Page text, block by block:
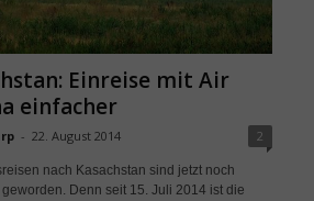
Einreise mit Air
einfacher
- 22. August 2014 2
nach Kasachstan sind jetzt noch
Denn seit 15. Juli 2014 ist die